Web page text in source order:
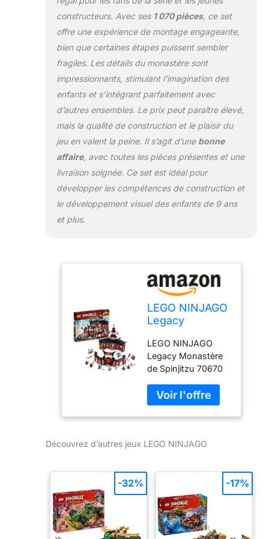
constructeurs. Avec ses 1 070 pièces, ce set
offre une expérience de montage engageante,
bien que certaines étapes puissent sembler
fragiles. Les détails du monastère sont
impressionnants, stimulant l’imagination des
enfants et s’intégrant parfaitement avec
d’autres ensembles. Le prix peut paraître élevé,
mais la qualité de construction et le plaisir du
jeu en valent la peine. Il s’agit d’une bonne
affaire, avec toutes les pièces présentes et une
livraison soignée. Ce set est idéal pour
développer les compétences de construction et
le développement visuel des enfants de 9 ans
et plus.
LEGO NINJAGO
Legacy
Spinjitzu 70670
Building Kit,
New 2019 (1070
Pieces)
LEGO NINJAGO
Legacy Monastère
de Spinjitzu 70670
nouveau 2019 1070
pièces Marque:
LEGO
Découvrez d’autres jeux LEGO NINJAGO
-32% -17%